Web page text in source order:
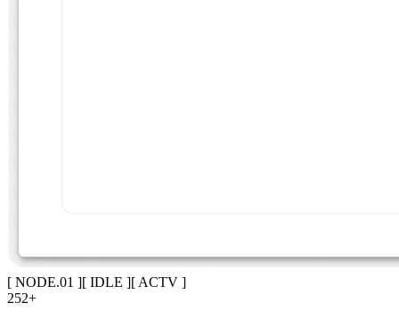
[ NODE.01 ][ IDLE ][ ACTV ]
252+